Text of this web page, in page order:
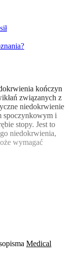
kończyn
związanych z
niedokrwienie
spoczynkowym i
stopy. Jest to
niedokrwienia,
wymagać
Medical